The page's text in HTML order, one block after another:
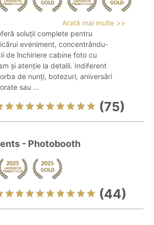
Arată mai multe >>
soluții complete pentru
eveniment, concentrându-
de închiriere cabine foto cu
și atenție la detalii. Indiferent
de nunți, botezuri, aniversări
sau ...
(75)
- Photobooth
(44)